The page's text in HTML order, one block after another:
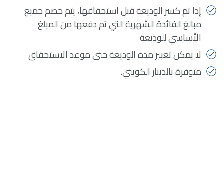
إذا تم كسر الوديعة قبل استحقاقها، يتم خصم جميع
مبالغ الفائدة الشهرية التي تم دفعها من المبلغ
الأساسي للوديعة
لا يمكن تغيير مدة الوديعة حتى موعد الاستحقاق
متوفرة بالدينار الكويتي.